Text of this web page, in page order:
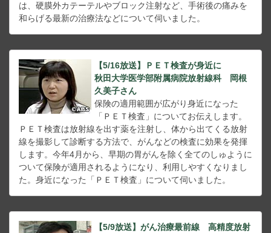
は、硬膜外カテーテルやブロック注射など、手術後の痛みを
和らげる最新の治療法などについて伺いました。
【5/16放送】ＰＥＴ検査が身近に
秋田大学医学部附属病院放射線科 岡根
久美子さん
保険の適用範囲が広がり身近になった
「ＰＥＴ検査」についてお伝えします。
ＰＥＴ検査は放射線を出す薬を注射し、体から出てくる放射
線を撮影して診断する方法で、がんなどの検査に効果を発揮
します。今年4月から、早期の胃がんを除く全てのしゅように
ついて保険が適用されるようになり、利用しやすくなりまし
た。身近になった「ＰＥＴ検査」について伺いました。
【5/9放送】がん治療最前線 高精度放射